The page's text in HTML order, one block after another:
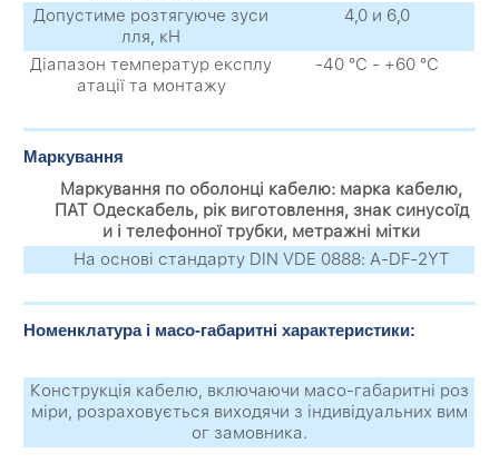
Допустиме розтягуюче зуси
лля, кН
4,0 и 6,0
Діапазон температур експлу
атації та монтажу
-40 °С - +60 °С
Маркування
Маркування по оболонці кабелю: марка кабелю,
ПАТ Одескабель, рік виготовлення, знак синусоїд
и і телефонної трубки, метражні мітки
На основі стандарту DIN VDE 0888: A-DF-2YT
Номенклатура і масо-габаритні характеристики:
Конструкція кабелю, включаючи масо-габаритні роз
міри, розраховується виходячи з індивідуальних вим
ог замовника.